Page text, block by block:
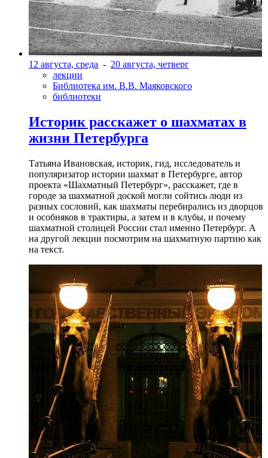
12 августа, среда - 20 августа, четверг
лекции
Библиотека им. В.В. Маяковского
библиотеки
Историк расскажет о шахматах в
жизни Петербурга
Татьяна Ивановская, историк, гид, исследователь и
популяризатор истории шахмат в Петербурге, автор
проекта «Шахматный Петербург», расскажет, где в
городе за шахматной доской могли сойтись люди из
разных сословий, как шахматы перебирались из дворцов
и особняков в трактиры, а затем и в клубы, и почему
шахматной столицей России стал именно Петербург. А
на другой лекции посмотрим на шахматную партию как
на текст.